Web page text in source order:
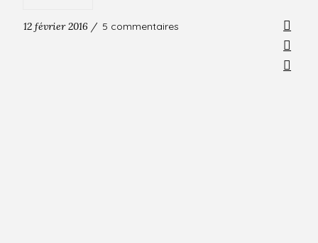
12 février 2016 / 5 commentaires